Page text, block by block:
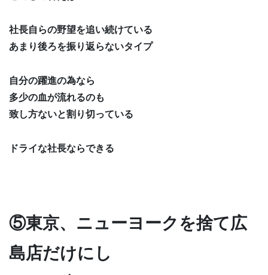
社長自らの野望を追い続けている
あまり後ろを振り返らないタイプ
自分の躍進の為なら
多少の血が流れるのも
致し方ないと割り切っている
ドライな社長ならできる
⑤東京、ニューヨークを捨て広
島店だけにし